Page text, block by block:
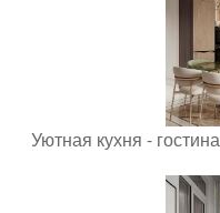
Уютная кухня -